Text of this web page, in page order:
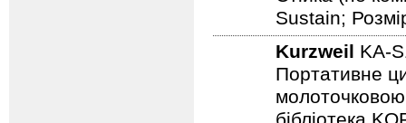
Sustain;
Kurzweil KA-
Портативне
молоточковою